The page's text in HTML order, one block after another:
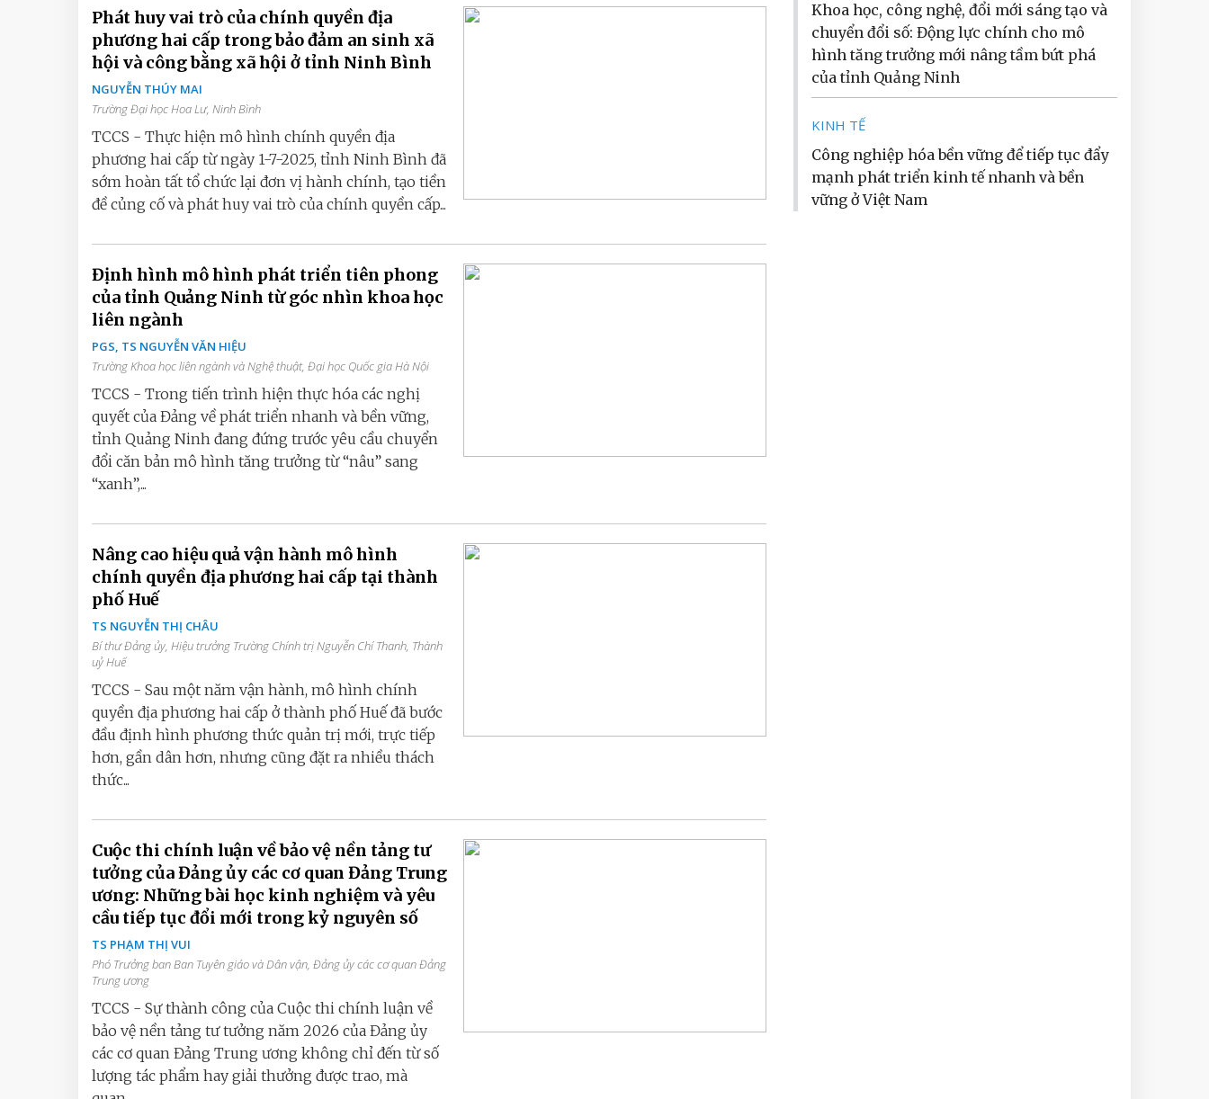
Phát huy vai trò của chính quyền địa
phương hai cấp trong bảo đảm an sinh xã
hội và công bằng xã hội ở tỉnh Ninh Bình
NGUYỄN THÚY MAI
Trường Đại học Hoa Lư, Ninh Bình
TCCS - Thực hiện mô hình chính quyền địa
phương hai cấp từ ngày 1-7-2025, tỉnh Ninh Bình đã
sớm hoàn tất tổ chức lại đơn vị hành chính, tạo tiền
đề củng cố và phát huy vai trò của chính quyền cấp...
Định hình mô hình phát triển tiên phong
của tỉnh Quảng Ninh từ góc nhìn khoa học
liên ngành
PGS, TS NGUYỄN VĂN HIỆU
Trường Khoa học liên ngành và Nghệ thuật, Đại học Quốc gia Hà Nội
TCCS - Trong tiến trình hiện thực hóa các nghị
quyết của Đảng về phát triển nhanh và bền vững,
tỉnh Quảng Ninh đang đứng trước yêu cầu chuyển
đổi căn bản mô hình tăng trưởng từ “nâu” sang
“xanh”,...
Nâng cao hiệu quả vận hành mô hình
chính quyền địa phương hai cấp tại thành
phố Huế
TS NGUYỄN THỊ CHÂU
Bí thư Đảng ủy, Hiệu trưởng Trường Chính trị Nguyễn Chí Thanh, Thành
uỷ Huế
TCCS - Sau một năm vận hành, mô hình chính
quyền địa phương hai cấp ở thành phố Huế đã bước
đầu định hình phương thức quản trị mới, trực tiếp
hơn, gần dân hơn, nhưng cũng đặt ra nhiều thách
thức...
Cuộc thi chính luận về bảo vệ nền tảng tư
tưởng của Đảng ủy các cơ quan Đảng Trung
ương: Những bài học kinh nghiệm và yêu
cầu tiếp tục đổi mới trong kỷ nguyên số
TS PHẠM THỊ VUI
Phó Trưởng ban Ban Tuyên giáo và Dân vận, Đảng ủy các cơ quan Đảng
Trung ương
TCCS - Sự thành công của Cuộc thi chính luận về
bảo vệ nền tảng tư tưởng năm 2026 của Đảng ủy
các cơ quan Đảng Trung ương không chỉ đến từ số
lượng tác phẩm hay giải thưởng được trao, mà
Khoa học, công nghệ, đổi mới sáng tạo và
chuyển đổi số: Động lực chính cho mô
hình tăng trưởng mới nâng tầm bứt phá
của tỉnh Quảng Ninh
KINH TẾ
Công nghiệp hóa bền vững để tiếp tục đẩy
mạnh phát triển kinh tế nhanh và bền
vững ở Việt Nam